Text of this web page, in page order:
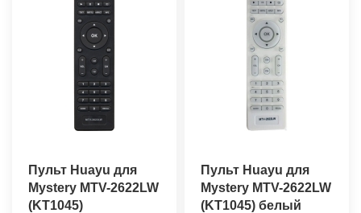
Пульт Huayu для
Mystery MTV-2622LW
(KT1045)
Пульт Huayu для
Mystery MTV-2622LW
(KT1045) белый